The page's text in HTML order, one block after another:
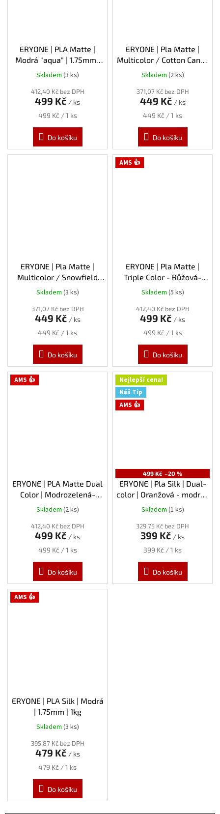
ERYONE | PLA Matte |
Modrá "aqua" | 1.75mm |
1kg
Skladem (3 ks)
412,40 Kč bez DPH
499 Kč / ks
Měrná
499 Kč / 1 ks
Do košíku
ERYONE | Pla Matte |
Multicolor / Cotton Candy
(modrá / růžová) | 1.75mm
| 1kg
Skladem (2 ks)
371,07 Kč bez DPH
449 Kč / ks
Měrná
449 Kč / 1 ks
Do košíku
ERYONE | Pla Matte |
Multicolor / Snowfield
(modrá / bílá) | 1.75mm |
Skladem (3 ks)
371,07 Kč bez DPH
449 Kč / ks
Měrná
449 Kč / 1 ks
Do košíku
AMS 👍
ERYONE | Pla Matte |
Triple Color - Růžová-
zelená-modrá (Fairy) |
1.75mm | 1kg
Skladem (5 ks)
412,40 Kč bez DPH
499 Kč / ks
Měrná
499 Kč / 1 ks
Do košíku
AMS 👍
ERYONE | PLA Matte Dual
Color | Modrozelená-
fialová (Dreamland) |
1.75mm | 1kg
Skladem (2 ks)
412,40 Kč bez DPH
499 Kč / ks
Měrná
499 Kč / 1 ks
Do košíku
Nejlepší cena!
Náš Tip
AMS 👍
499 Kč –20 %
ERYONE | Pla Silk | Dual-
color | Oranžová - modrá |
1.75mm | 1kg
Skladem (1 ks)
329,75 Kč bez DPH
399 Kč / ks
Měrná
399 Kč / 1 ks
Do košíku
AMS 👍
ERYONE | PLA Silk | Modrá
| 1.75mm | 1kg
Skladem (3 ks)
395,87 Kč bez DPH
479 Kč / ks
Měrná
479 Kč / 1 ks
Do košíku